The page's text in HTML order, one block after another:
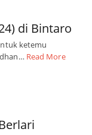
di Bintaro
ketemu
Read More